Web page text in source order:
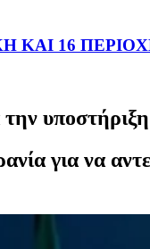
ΚΑΙ 16
για να